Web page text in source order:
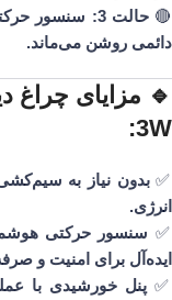
🔴حالت 3:
دائمی روشن می‌ماند.
3W:
✅بدون نیاز به
انرژی.
✅ سنسور حرکتی
ایده‌آل برای امنیت و
✅ پنل خورشیدی با